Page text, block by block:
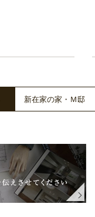
新在家の家・Ｍ邸